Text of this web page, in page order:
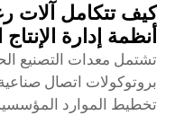
كيف تتكامل آلات
أنظمة إدارة الإنتاج
تشتمل معدات التصنيع
بروتوكولات اتصال
تخطيط الموارد